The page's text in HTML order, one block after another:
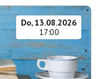
Do, 13.08.2026
17:00